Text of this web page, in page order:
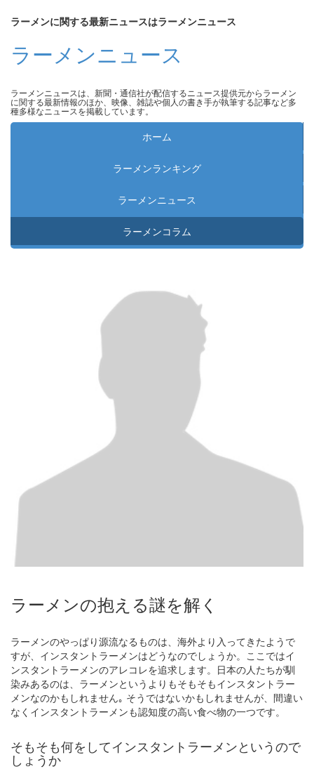
ラーメンに関する最新ニュースはラーメンニュース
ラーメンニュース
ラーメンニュースは、新聞・通信社が配信するニュース提供元からラーメン
に関する最新情報のほか、映像、雑誌や個人の書き手が執筆する記事など多
種多様なニュースを掲載しています。
ホーム
ラーメンランキング
ラーメンニュース
ラーメンコラム
ラーメンの抱える謎を解く
ラーメンのやっぱり源流なるものは、海外より入ってきたようで
すが、インスタントラーメンはどうなのでしょうか。ここではイ
ンスタントラーメンのアレコレを追求します。日本の人たちが馴
染みあるのは、ラーメンというよりもそもそもインスタントラー
メンなのかもしれません｡ そうではないかもしれませんが、間違い
なくインスタントラーメンも認知度の高い食べ物の一つです。
そもそも何をしてインスタントラーメンというので
しょうか